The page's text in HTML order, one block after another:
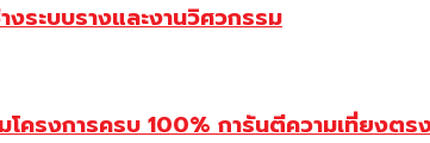
ระบบรางและงานวิศวกรรม
ครงการครบ 100% การันตีความเที่ยงตร